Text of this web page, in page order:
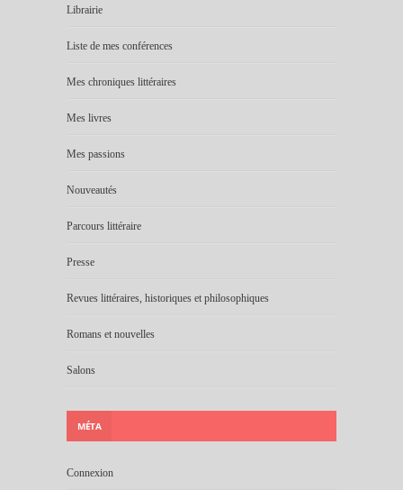
Librairie
Liste de mes conférences
Mes chroniques littéraires
Mes livres
Mes passions
Nouveautés
Parcours littéraire
Presse
Revues littéraires, historiques et philosophiques
Romans et nouvelles
Salons
MÉTA
Connexion